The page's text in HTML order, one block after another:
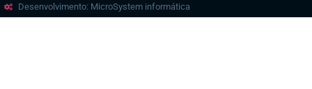
Desenvolvimento: MicroSystem informática